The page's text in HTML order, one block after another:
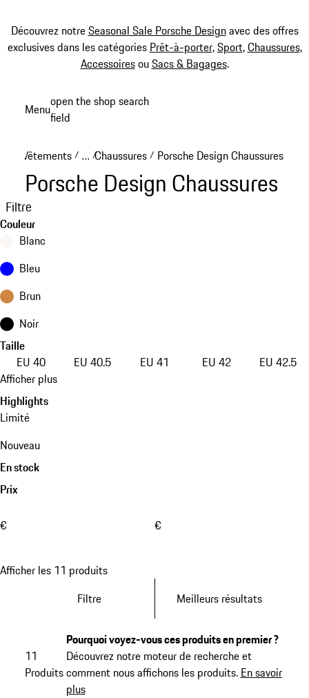
Découvrez notreSeasonal Sale Porsche Designavec des offres
exclusives dans les catégories Prêt-à-porter,Sport,Chaussures,
AccessoiresouSacs & Bagages.
Menuopen the shop search
field
Vêtements / …
Reveal collapsed breadcrumb items
/Chaussures / Porsche Design Chaussures
Porsche Design Chaussures
Filtre
Couleur
Blanc
Bleu
Brun
Noir
Taille
EU 40
EU 40.5 EU 41 EU 42
EU 42.5
Afficher plus
Highlights
Limité
Nouveau
En stock
Prix
€ €
Afficher les 11 produits
Filtre
Meilleurs résultats
11
Produits
Pourquoi voyez-vous ces produits en premier ?
Découvrez notre moteur de recherche et
comment nous affichons les produits. En savoir
plus